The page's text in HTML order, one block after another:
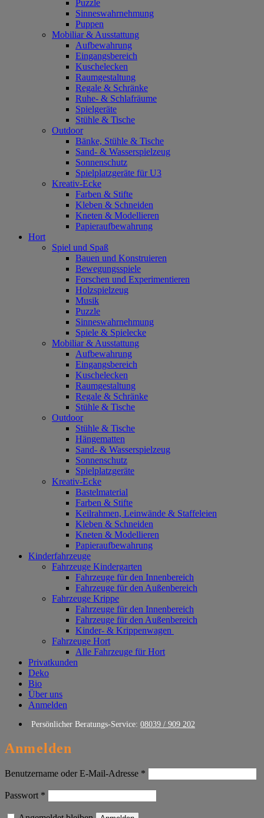
Puzzle
Sinneswahrnehmung
Puppen
Mobiliar & Ausstattung
Aufbewahrung
Eingangsbereich
Kuschelecken
Raumgestaltung
Regale & Schränke
Ruhe- & Schlafräume
Spielgeräte
Stühle & Tische
Outdoor
Bänke, Stühle & Tische
Sand- & Wasserspielzeug
Sonnenschutz
Spielplatzgeräte für U3
Kreativ-Ecke
Farben & Stifte
Kleben & Schneiden
Kneten & Modellieren
Papieraufbewahrung
Hort
Spiel und Spaß
Bauen und Konstruieren
Bewegungsspiele
Forschen und Experimentieren
Holzspielzeug
Musik
Puzzle
Sinneswahrnehmung
Spiele & Spielecke
Mobiliar & Ausstattung
Aufbewahrung
Eingangsbereich
Kuschelecken
Raumgestaltung
Regale & Schränke
Stühle & Tische
Outdoor
Stühle & Tische
Hängematten
Sand- & Wasserspielzeug
Sonnenschutz
Spielplatzgeräte
Kreativ-Ecke
Bastelmaterial
Farben & Stifte
Keilrahmen, Leinwände & Staffeleien
Kleben & Schneiden
Kneten & Modellieren
Papieraufbewahrung
Kinderfahrzeuge
Fahrzeuge Kindergarten
Fahrzeuge für den Innenbereich
Fahrzeuge für den Außenbereich
Fahrzeuge Krippe
Fahrzeuge für den Innenbereich
Fahrzeuge für den Außenbereich
Kinder- & Krippenwagen
Fahrzeuge Hort
Alle Fahrzeuge für Hort
Privatkunden
Deko
Bio
Über uns
Anmelden
Persönlicher Beratungs-Service: 08039 / 909 202
Anmelden
Benutzername oder E-Mail-Adresse *
Passwort *